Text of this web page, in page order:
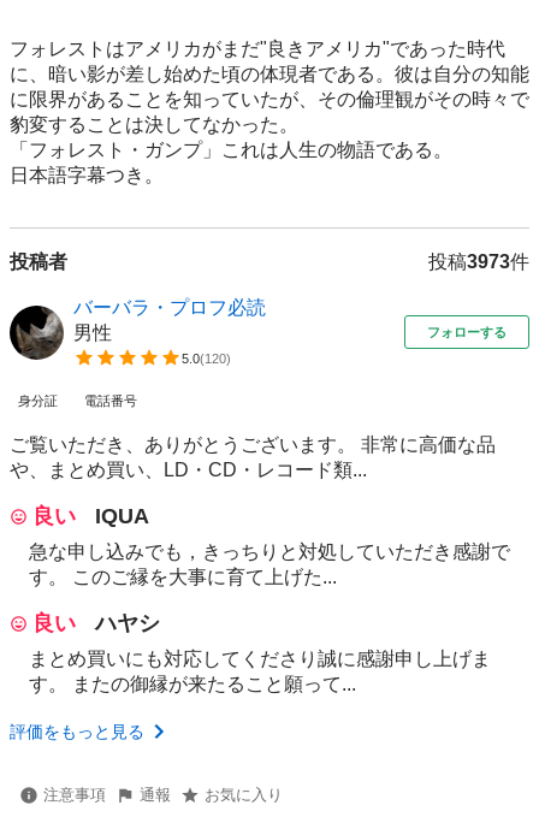
フォレストはアメリカがまだ"良きアメリカ"であった時代
に、暗い影が差し始めた頃の体現者である。彼は自分の知能
に限界があることを知っていたが、その倫理観がその時々で
豹変することは決してなかった。
「フォレスト・ガンプ」これは人生の物語である。
日本語字幕つき。
投稿者 投稿3973件
バーバラ・プロフ必読
男性
5.0(120)
フォローする
身分証 電話番号
ご覧いただき、ありがとうございます。 非常に高価な品
や、まとめ買い、LD・CD・レコード類...
良い IQUA
急な申し込みでも，きっちりと対処していただき感謝で
す。 このご縁を大事に育て上げた...
良い ハヤシ
まとめ買いにも対応してくださり誠に感謝申し上げま
す。 またの御縁が来たること願って...
評価をもっと見る
注意事項 通報 お気に入り